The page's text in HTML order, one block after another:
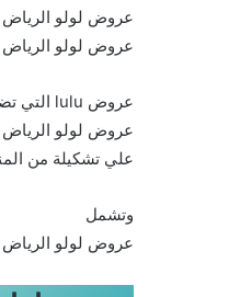
عروض لولو
عروض lulu التي تضم علي احدث السلع الغذائية المتنوعة والشهية في
علي تشكيلة من
وتشمل
عروض لولو الرياض الأسبوعية 10/9/2023 الموافق 25 صفر 1445 عروض